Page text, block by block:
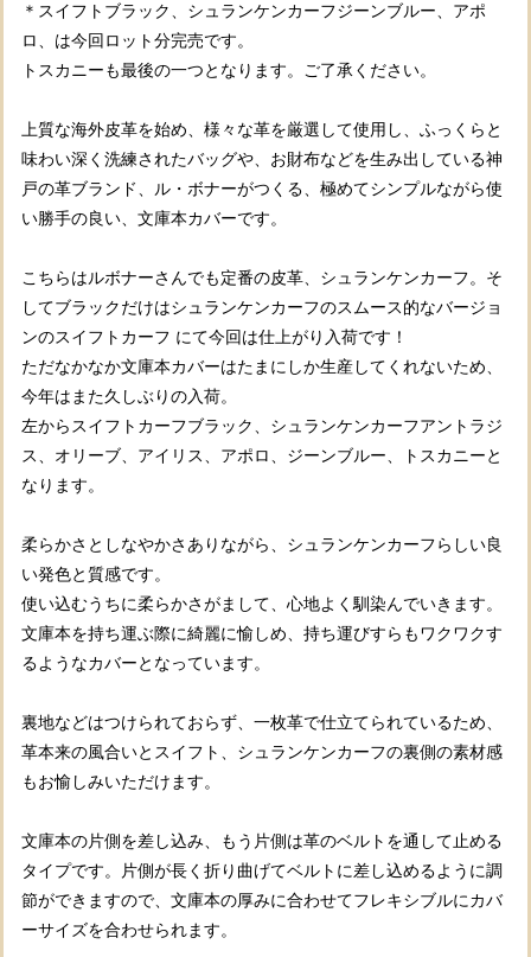
＊スイフトブラック、シュランケンカーフジーンブルー、アポ
ロ、は今回ロット分完売です。
トスカニーも最後の一つとなります。ご了承ください。
上質な海外皮革を始め、様々な革を厳選して使用し、ふっくらと
味わい深く洗練されたバッグや、お財布などを生み出している神
戸の革ブランド、ル・ボナーがつくる、極めてシンプルながら使
い勝手の良い、文庫本カバーです。
こちらはルボナーさんでも定番の皮革、シュランケンカーフ。そ
してブラックだけはシュランケンカーフのスムース的なバージョ
ンのスイフトカーフ にて今回は仕上がり入荷です！
ただなかなか文庫本カバーはたまにしか生産してくれないため、
今年はまた久しぶりの入荷。
左からスイフトカーフブラック、シュランケンカーフアントラジ
ス、オリーブ、アイリス、アポロ、ジーンブルー、トスカニーと
なります。
柔らかさとしなやかさありながら、シュランケンカーフらしい良
い発色と質感です。
使い込むうちに柔らかさがまして、心地よく馴染んでいきます。
文庫本を持ち運ぶ際に綺麗に愉しめ、持ち運びすらもワクワクす
るようなカバーとなっています。
裏地などはつけられておらず、一枚革で仕立てられているため、
革本来の風合いとスイフト、シュランケンカーフの裏側の素材感
もお愉しみいただけます。
文庫本の片側を差し込み、もう片側は革のベルトを通して止める
タイプです。片側が長く折り曲げてベルトに差し込めるように調
節ができますので、文庫本の厚みに合わせてフレキシブルにカバ
ーサイズを合わせられます。